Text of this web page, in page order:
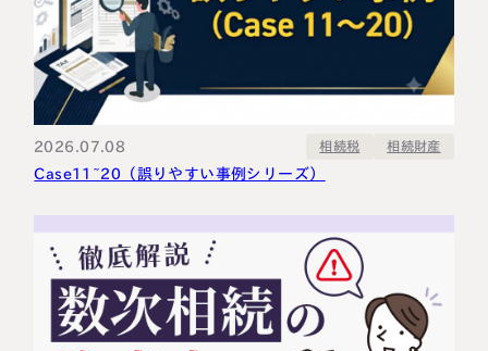
2026.07.08 相続税 相続財産
Case11~20（誤りやすい事例シリーズ）